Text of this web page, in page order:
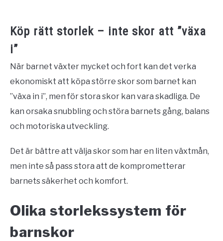
Köp rätt storlek – inte skor att ”växa
i”
När barnet växter mycket och fort kan det verka
ekonomiskt att köpa större skor som barnet kan
”växa in i”, men för stora skor kan vara skadliga. De
kan orsaka snubbling och störa barnets gång, balans
och motoriska utveckling.
Det är bättre att välja skor som har en liten växtmån,
men inte så pass stora att de komprometterar
barnets säkerhet och komfort.
Olika storlekssystem för
barnskor